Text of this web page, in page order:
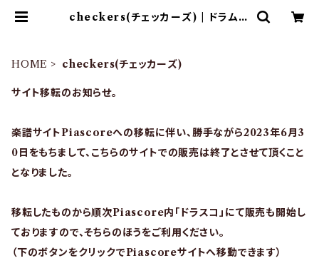
checkers(チェッカーズ) | ドラム譜
HOME checkers(チェッカーズ)
サイト移転のお知らせ。
楽譜サイトPiascoreへの移転に伴い、勝手ながら2023年6月3
0日をもちまして、こちらのサイトでの販売は終了とさせて頂くこと
となりました。
移転したものから順次Piascore内「ドラスコ」にて販売も開始し
ておりますので、そちらのほうをご利用ください。
（下のボタンをクリックでPiascoreサイトへ移動できます）